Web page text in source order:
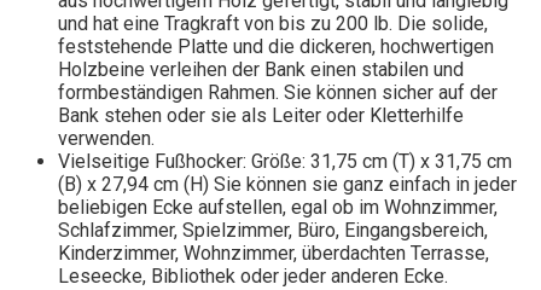
und hat eine Tragkraft von bis zu 200 lb. Die solide,
feststehende Platte und die dickeren, hochwertigen
Holzbeine verleihen der Bank einen stabilen und
formbeständigen Rahmen. Sie können sicher auf der
Bank stehen oder sie als Leiter oder Kletterhilfe
verwenden.
Vielseitige Fußhocker: Größe: 31,75 cm (T) x 31,75 cm
(B) x 27,94 cm (H) Sie können sie ganz einfach in jeder
beliebigen Ecke aufstellen, egal ob im Wohnzimmer,
Schlafzimmer, Spielzimmer, Büro, Eingangsbereich,
Kinderzimmer, Wohnzimmer, überdachten Terrasse,
Leseecke, Bibliothek oder jeder anderen Ecke.